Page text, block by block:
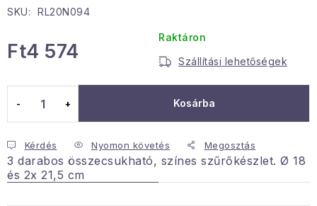
Karácsonyi esemény
Januári akció
Hogyan kell panaszkodni / visszaadni az áruka
Kereskedelem feltételes
Információ a mellékletről
Érintkezés
Rólunk
SKU: RL20N094
Ft4 574
Raktáron
Szállítási lehetőségek
Kosárba
Kérdés Nyomon követés Megosztás
3 darabos összecsukható, színes szűrőkészlet. Ø 18
és 2x 21,5 cm